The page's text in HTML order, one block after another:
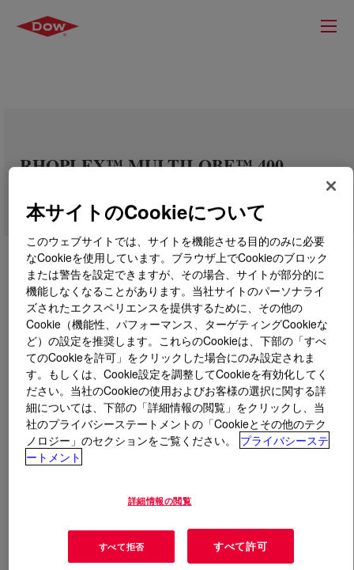
RHOPLEX™ MULTILOBE™ 400
とはRHOPLEX™ MULTILOBE™ 400 Acrylic
Emulsion?
100% Acrylic binder designed for exterior low VOC flat to
satin architectural paints and opaque stains providing
up resistance. It is supplied at high solids and does not
contain APEO (alkyl phenol ethoxylate) surfactants.
本サイトのCookieについて
このウェブサイトでは、サイトを機能させる目的のみに必要
なCookieを使用しています。ブラウザ上でCookieのブロック
または警告を設定できますが、その場合、サイトが部分的に
機能しなくなることがあります。当社サイトのパーソナライ
ズされたエクスペリエンスを提供するために、その他の
Cookie（機能性、パフォーマンス、ターゲティングCookieな
ど）の設定を推奨します。これらのCookieは、下部の「すべ
てのCookieを許可」をクリックした場合にのみ設定されま
す。もしくは、Cookie設定を調整してCookieを有効化してく
ださい。当社のCookieの使用およびお客様の選択に関する詳
細については、下部の「詳細情報の閲覧」をクリックし、当
社のプライバシーステートメントの「Cookieとその他のテク
ノロジー」のセクションをご覧ください。
プライバシーステ
ートメント
詳細情報の閲覧
すべて拒否 すべて許可